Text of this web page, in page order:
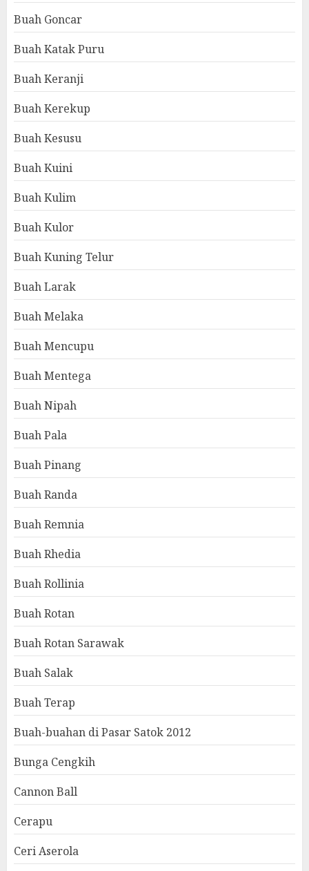
Buah Goncar
Buah Katak Puru
Buah Keranji
Buah Kerekup
Buah Kesusu
Buah Kuini
Buah Kulim
Buah Kulor
Buah Kuning Telur
Buah Larak
Buah Melaka
Buah Mencupu
Buah Mentega
Buah Nipah
Buah Pala
Buah Pinang
Buah Randa
Buah Remnia
Buah Rhedia
Buah Rollinia
Buah Rotan
Buah Rotan Sarawak
Buah Salak
Buah Terap
Buah-buahan di Pasar Satok 2012
Bunga Cengkih
Cannon Ball
Cerapu
Ceri Aserola